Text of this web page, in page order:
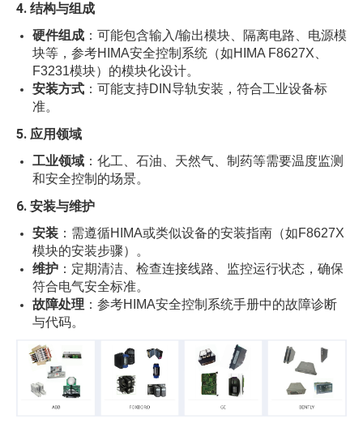
4. 结构与组成
硬件组成 ：可能包含输入/输出模块、隔离电路、电源模
块等，参考HIMA安全控制系统（如HIMA F8627X、
F3231模块）的模块化设计。
安装方式 ：可能支持DIN导轨安装，符合工业设备标
准。
5. 应用领域
工业领域 ：化工、石油、天然气、制药等需要温度监测
和安全控制的场景。
6. 安装与维护
安装 ：需遵循HIMA或类似设备的安装指南（如F8627X
模块的安装步骤）。
维护 ：定期清洁、检查连接线路、监控运行状态，确保
符合电气安全标准。
故障处理 ：参考HIMA安全控制系统手册中的故障诊断
与代码。